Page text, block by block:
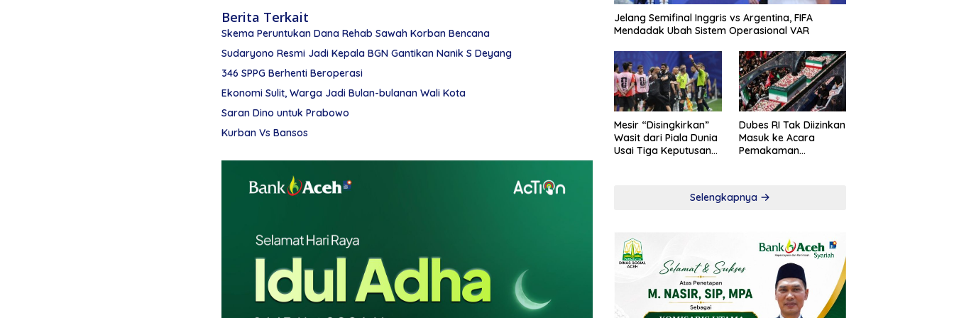
Berita Terkait
Skema Peruntukan Dana Rehab Sawah Korban Bencana
Sudaryono Resmi Jadi Kepala BGN Gantikan Nanik S Deyang
346 SPPG Berhenti Beroperasi
Ekonomi Sulit, Warga Jadi Bulan-bulanan Wali Kota
Saran Dino untuk Prabowo
Kurban Vs Bansos
Jelang Semifinal Inggris vs Argentina, FIFA
Mendadak Ubah Sistem Operasional VAR
Mesir “Disingkirkan”
Wasit dari Piala Dunia
Usai Tiga Keputusan
Dubes RI Tak Diizinkan
Masuk ke Acara
Pemakaman
Selengkapnya